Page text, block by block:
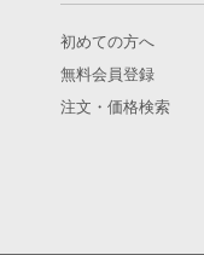
初めての方へ
無料会員登録
注文・価格検索